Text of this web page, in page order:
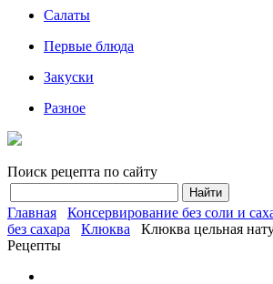
Салаты
Первые блюда
Закуски
Разное
Поиск рецепта по сайту
Главная Консервирование без соли и
без сахара
Клюква
Клюква цельная
Рецепты